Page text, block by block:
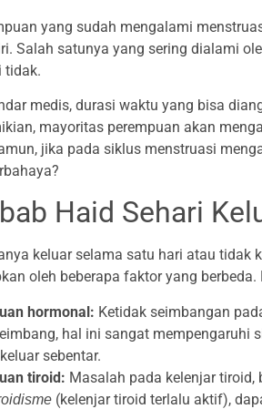
yang sudah mengalami
Salah satunya yang sering dialami
tidak.
medis, durasi waktu yang bisa
mayoritas perempuan akan
jika pada siklus menstruasi
Haid Sehari
keluar selama satu hari atau
oleh beberapa faktor yang
hormonal: Ketidak seimbangan
hal ini sangat mempengaruhi
sebentar.
tiroid: Masalah pada kelenjar tiroid,
(kelenjar tiroid terlalu aktif),